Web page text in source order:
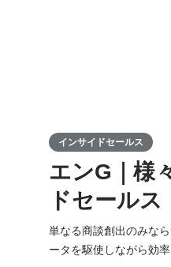
インサイドセールス
エンG｜様
ドセールス
単なる商談創出のみな
ータを駆使しながら効率的に商